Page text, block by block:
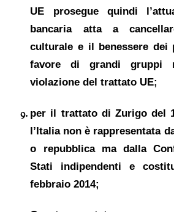
UE prosegue quindi
bancaria atta acancella
culturale e il benessere
favoredigrandi gruppi
violazione del trattato UE;
per il trattato di Zurigo del
l’Italia non è rappresentata
o repubblica ma dalla
Stati indipendenti e
febbraio 2014;